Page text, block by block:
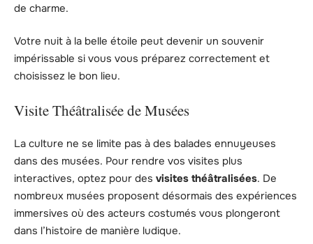
de charme.
Votre nuit à la belle étoile peut devenir un souvenir
impérissable si vous vous préparez correctement et
choisissez le bon lieu.
Visite Théâtralisée de Musées
La culture ne se limite pas à des balades ennuyeuses
dans des musées. Pour rendre vos visites plus
interactives, optez pour des visites théâtralisées. De
nombreux musées proposent désormais des expériences
immersives où des acteurs costumés vous plongeront
dans l’histoire de manière ludique.